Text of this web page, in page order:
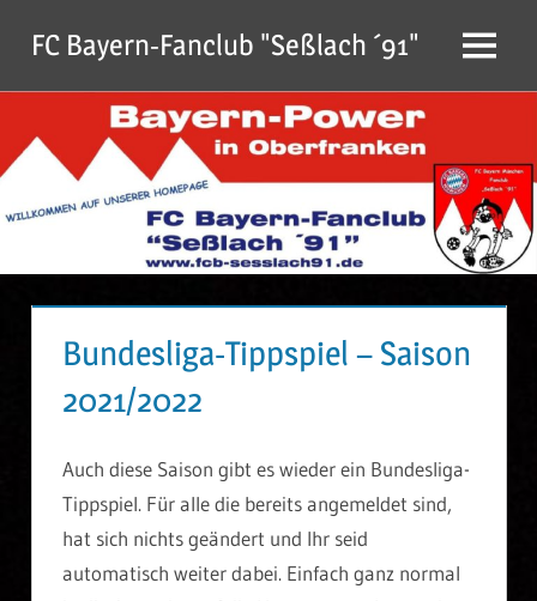
Inhalt
springen
FC Bayern-Fanclub "Seßlach ´91" Menu
Bundesliga-Tippspiel – Saison
2021/2022
Auch diese Saison gibt es wieder ein Bundesliga-
Tippspiel. Für alle die bereits angemeldet sind,
hat sich nichts geändert und Ihr seid
automatisch weiter dabei. Einfach ganz normal